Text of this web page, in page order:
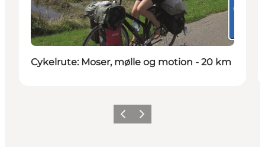
Cykelrute: Moser, mølle og motion - 20 km
ForrigeNæste